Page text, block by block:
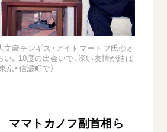
豪チンギス・アイトマートフ氏㊧と
。10度の出会いで、深い友情が結ば
京・信濃町で）
マトカノフ副首相ら